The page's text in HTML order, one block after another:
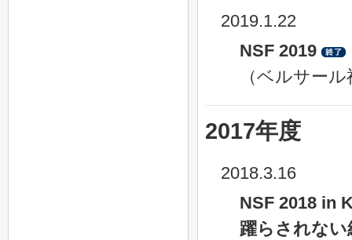
2019.1.22
NSF 2019
（ベルサー
2017年度
2018.3.16
NSF 2018 in
躍らされな